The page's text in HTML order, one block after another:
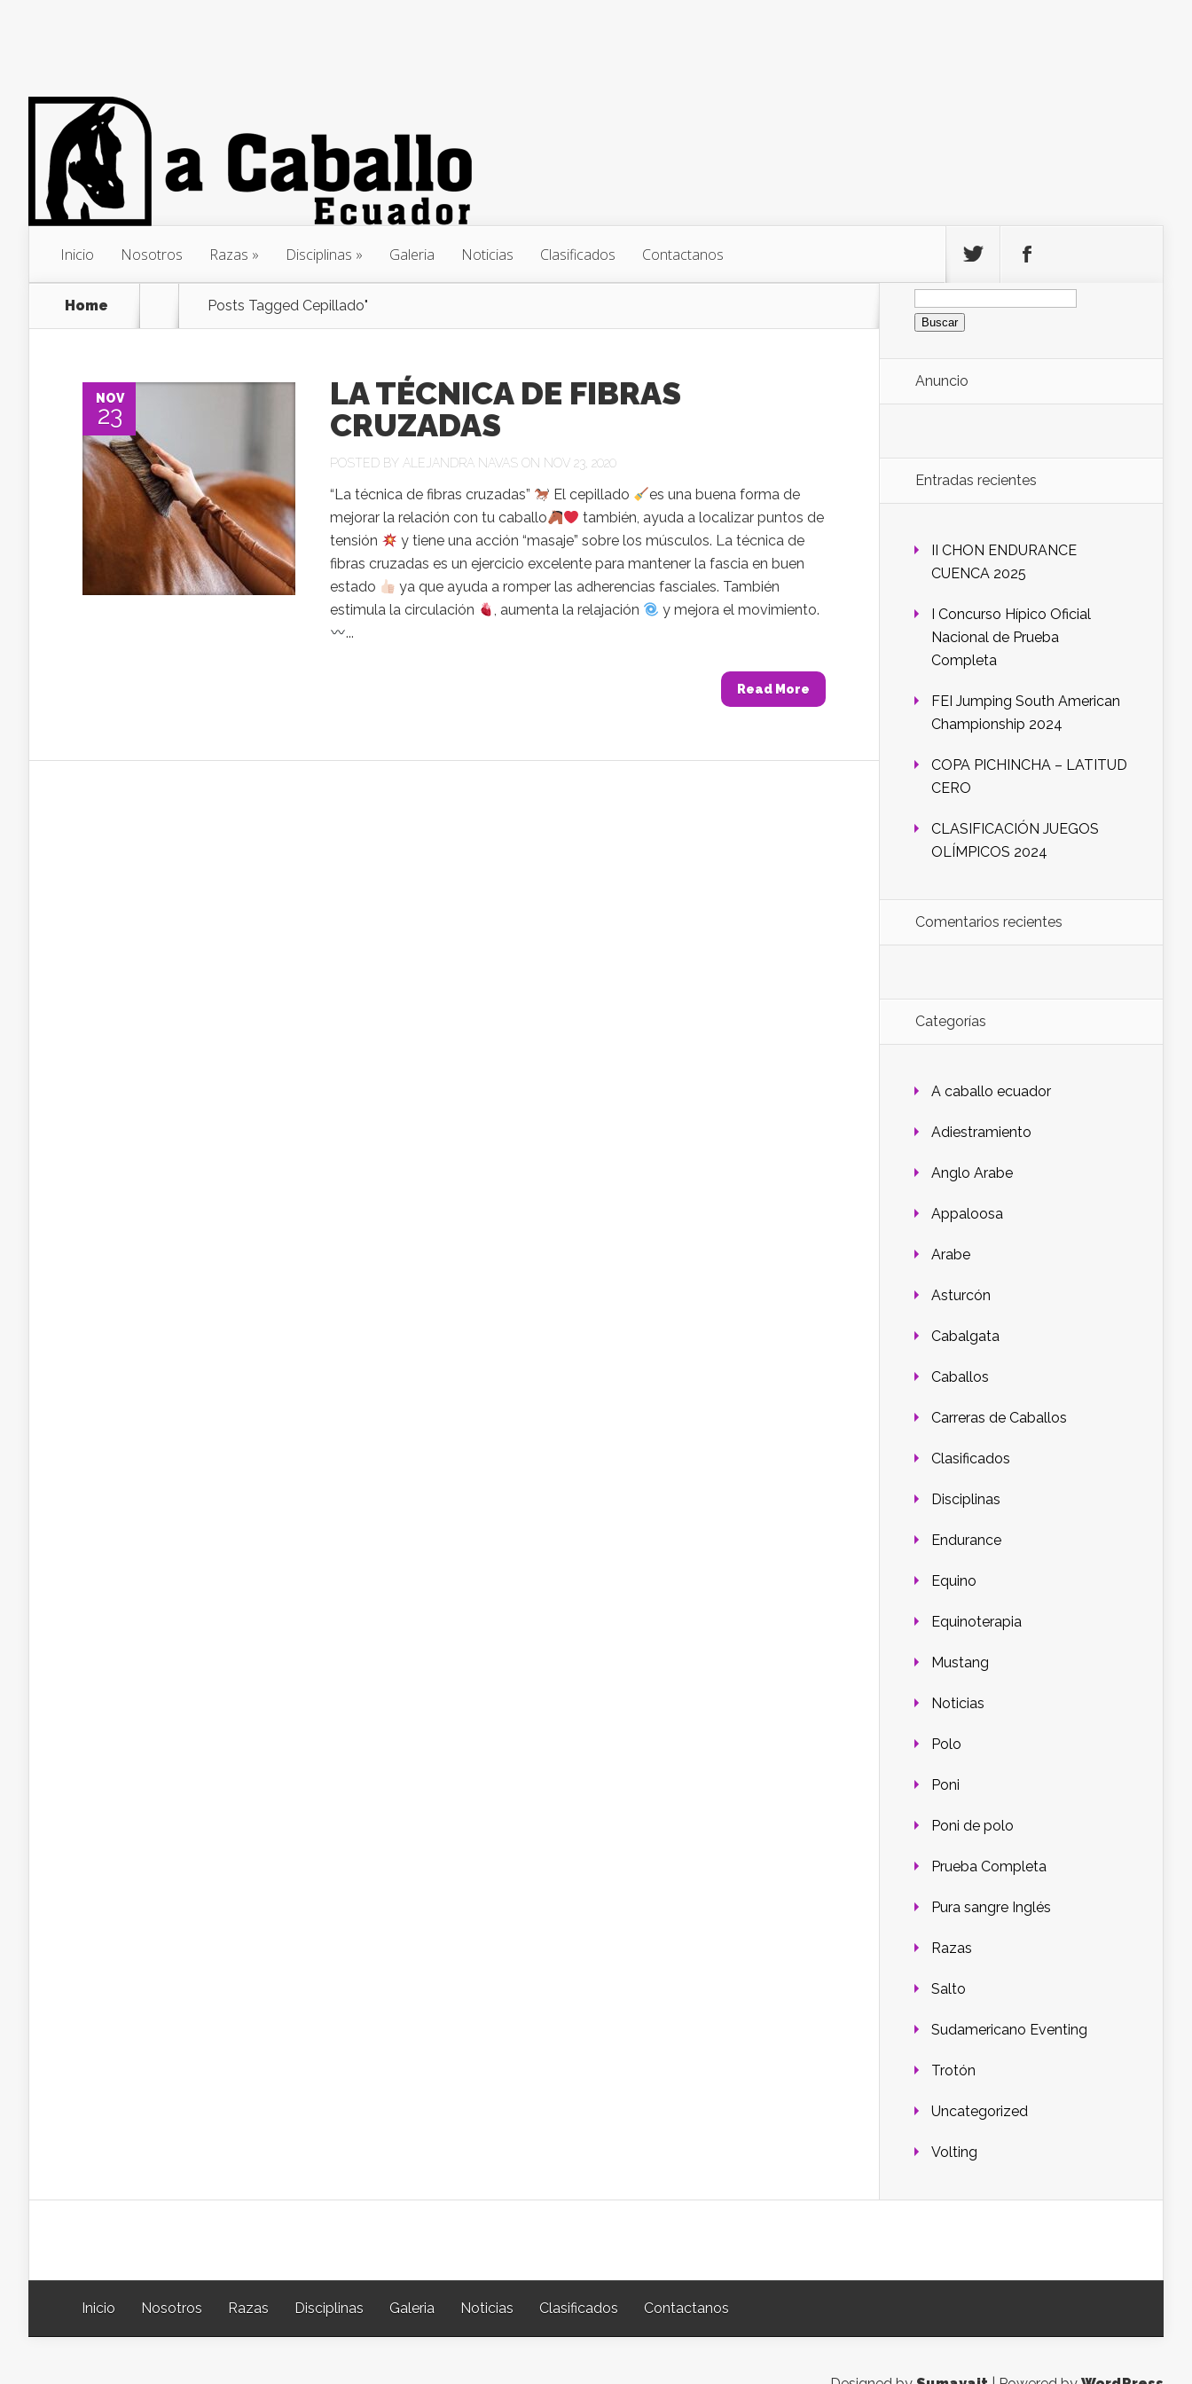
Inicio Nosotros Razas Disciplinas Galeria Noticias Clasificados Contactanos
Home Posts Tagged Cepillado"
NOV
23
LA TÉCNICA DE FIBRAS
CRUZADAS
POSTED BY ALEJANDRA NAVAS ON NOV 23, 2020
“La técnica de fibras cruzadas” El cepillado
es una buena forma de
mejorar la relación con tu caballo
también, ayuda a localizar puntos de
tensión
y tiene una acción “masaje” sobre los músculos. La técnica de
fibras cruzadas es un ejercicio excelente para mantener la fascia en buen
estado
ya que ayuda a romper las adherencias fasciales. También
estimula la circulación
, aumenta la relajación
y mejora el movimiento.
...
Read More
Buscar:
Anuncio
Entradas recientes
II CHON ENDURANCE
CUENCA 2025
I Concurso Hípico Oficial
Nacional de Prueba
Completa
FEI Jumping South American
Championship 2024
COPA PICHINCHA – LATITUD
CERO
CLASIFICACIÓN JUEGOS
OLÍMPICOS 2024
Comentarios recientes
Categorías
A caballo ecuador
Adiestramiento
Anglo Arabe
Appaloosa
Arabe
Asturcón
Cabalgata
Caballos
Carreras de Caballos
Clasificados
Disciplinas
Endurance
Equino
Equinoterapia
Mustang
Noticias
Polo
Poni
Poni de polo
Prueba Completa
Pura sangre Inglés
Razas
Salto
Sudamericano Eventing
Trotón
Uncategorized
Volting
Inicio Nosotros Razas Disciplinas Galeria Noticias Clasificados Contactanos